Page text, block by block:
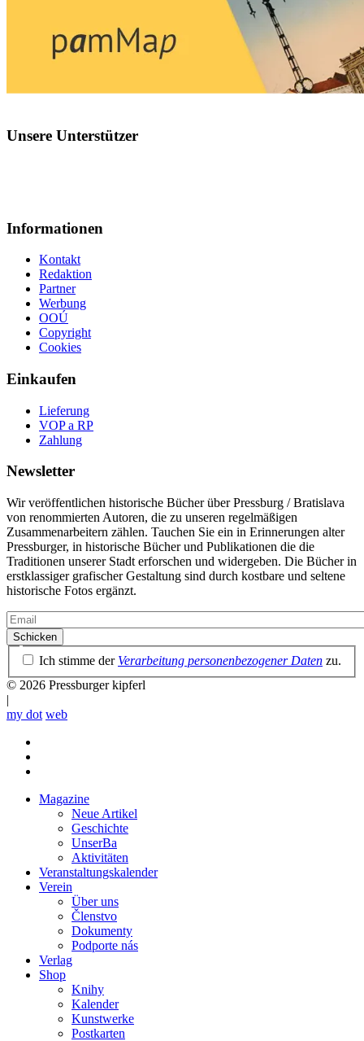
Unsere Unterstützer
Informationen
Kontakt
Redaktion
Partner
Werbung
OOÚ
Copyright
Cookies
Einkaufen
Lieferung
VOP a RP
Zahlung
Newsletter
Wir veröffentlichen historische Bücher über Pressburg / Bratislava
von renommierten Autoren, die zu unseren regelmäßigen
Zusammenarbeitern zählen. Tauchen Sie ein in Erinnerungen alter
Pressburger, in historische Bücher und Publikationen die die
Traditionen unserer Stadt erforschen und widergeben. Die Bücher in
erstklassiger grafischer Gestaltung sind durch kostbare und seltene
historische Fotos ergänzt.
Email
Datenschutzrichtlinie
Ich stimme der Verarbeitung personenbezogener Daten zu.
© 2026 Pressburger kipferl
|
my dot web
Magazine
Neue Artikel
Geschichte
UnserBa
Aktivitäten
Veranstaltungskalender
Verein
Über uns
Členstvo
Dokumenty
Podporte nás
Verlag
Shop
Knihy
Kalender
Kunstwerke
Postkarten